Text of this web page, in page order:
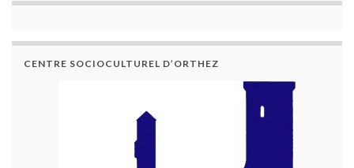
CENTRE SOCIOCULTUREL D’ORTHEZ